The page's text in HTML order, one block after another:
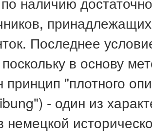
Последнее
в основу
принцип "плотного
- один из
немецкой